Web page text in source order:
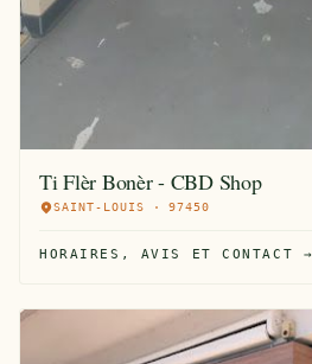
Ti Flèr Bonèr - CBD Shop
SAINT-LOUIS · 97450
HORAIRES, AVIS ET CONTACT →